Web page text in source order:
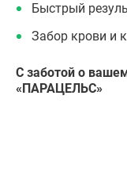
Быстрый
Забор крови и
С заботой о
«ПАРАЦЕЛЬС»